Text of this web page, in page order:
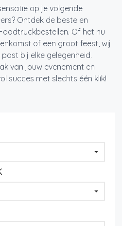
op je volgende
Ontdek de beste en
Of het nu
of een groot feest, wij
bij elke gelegenheid.
van jouw evenement en
succes met slechts één klik!